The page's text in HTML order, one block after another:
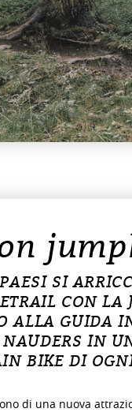
SI
CON
ALLA GUIDA
IN
BIKE DI
di una nuova